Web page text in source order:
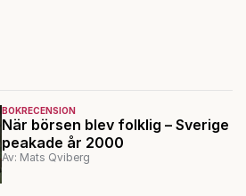
BOKRECENSION
När börsen blev folklig – Sverige
peakade år 2000
Av: Mats Qviberg